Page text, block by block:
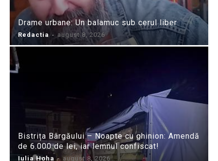
Drame urbane: Un balamuc sub cerul liber
Redactia - august 8, 2026
Bistrița Bârgăului – Noapte cu ghinion: Amendă
de 6.000 de lei, iar lemnul confiscat!
Iulia Hoha - august 8, 2026